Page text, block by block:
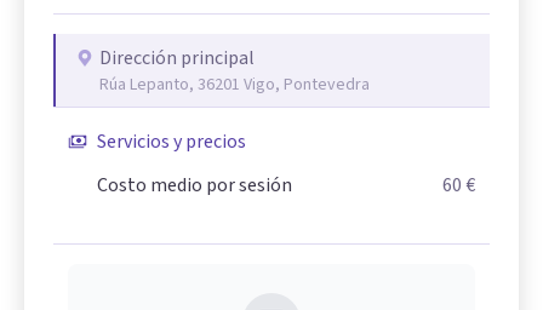
Dirección principal
Rúa Lepanto, 36201 Vigo, Pontevedra
Servicios y precios
Costo medio por sesión
60 €